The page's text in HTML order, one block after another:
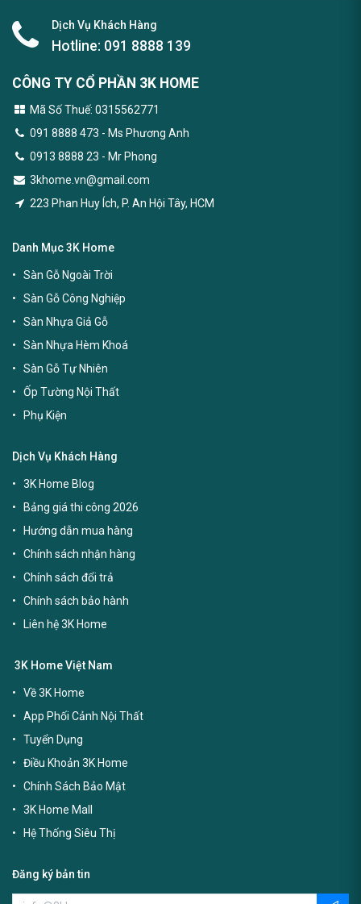
Dịch Vụ Khách Hàng
Hotline: 091 8888 139
CÔNG TY CỔ PHẦN 3K HOME
Mã Số Thuế: 0315562771
091 8888 473 - Ms Phương Anh
0913 8888 23 - Mr Phong
3khome.vn@gmail.com
223 Phan Huy Ích, P. An Hội Tây, HCM
Danh Mục 3K Home
Sàn Gỗ Ngoài Trời
Sàn Gỗ Công Nghiệp
Sàn Nhựa Giả Gỗ
Sàn Nhựa Hèm Khoá
Sàn Gỗ Tự Nhiên
Ốp Tường Nội Thất
Phụ Kiện
Dịch Vụ Khách Hàng
3K Home Blog
Bảng giá thi công 2026
Hướng dẫn mua hàng
Chính sách nhận hàng
Chính sách đổi trả
Chính sách bảo hành
Liên hệ 3K Home
3K Home Việt Nam
Về 3K Home
App Phối Cảnh Nội Thất
Tuyển Dụng
Điều Khoản 3K Home
Chính Sách Bảo Mật
3K Home Mall
Hệ Thống Siêu Thị
Đăng ký bản tin